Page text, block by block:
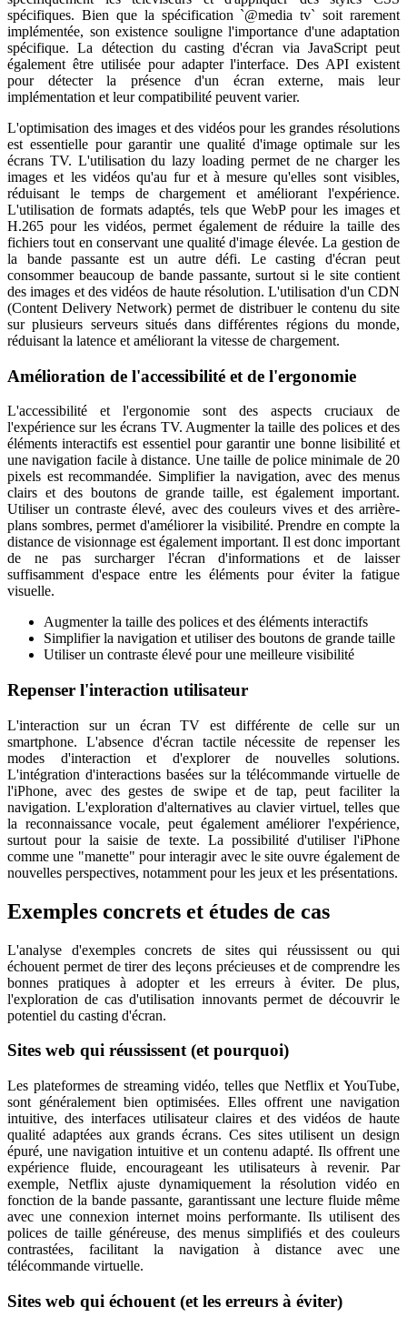
spécifiques. Bien que la spécification `@media tv` soit rarement
implémentée, son existence souligne l'importance d'une adaptation
spécifique. La détection du casting d'écran via JavaScript peut
également être utilisée pour adapter l'interface. Des API existent
pour détecter la présence d'un écran externe, mais leur
implémentation et leur compatibilité peuvent varier.
L'optimisation des images et des vidéos pour les grandes résolutions
est essentielle pour garantir une qualité d'image optimale sur les
écrans TV. L'utilisation du lazy loading permet de ne charger les
images et les vidéos qu'au fur et à mesure qu'elles sont visibles,
réduisant le temps de chargement et améliorant l'expérience.
L'utilisation de formats adaptés, tels que WebP pour les images et
H.265 pour les vidéos, permet également de réduire la taille des
fichiers tout en conservant une qualité d'image élevée. La gestion de
la bande passante est un autre défi. Le casting d'écran peut
consommer beaucoup de bande passante, surtout si le site contient
des images et des vidéos de haute résolution. L'utilisation d'un CDN
(Content Delivery Network) permet de distribuer le contenu du site
sur plusieurs serveurs situés dans différentes régions du monde,
réduisant la latence et améliorant la vitesse de chargement.
Amélioration de l'accessibilité et de l'ergonomie
L'accessibilité et l'ergonomie sont des aspects cruciaux de
l'expérience sur les écrans TV. Augmenter la taille des polices et des
éléments interactifs est essentiel pour garantir une bonne lisibilité et
une navigation facile à distance. Une taille de police minimale de 20
pixels est recommandée. Simplifier la navigation, avec des menus
clairs et des boutons de grande taille, est également important.
Utiliser un contraste élevé, avec des couleurs vives et des arrière-
plans sombres, permet d'améliorer la visibilité. Prendre en compte la
distance de visionnage est également important. Il est donc important
de ne pas surcharger l'écran d'informations et de laisser
suffisamment d'espace entre les éléments pour éviter la fatigue
visuelle.
Augmenter la taille des polices et des éléments interactifs
Simplifier la navigation et utiliser des boutons de grande taille
Utiliser un contraste élevé pour une meilleure visibilité
Repenser l'interaction utilisateur
L'interaction sur un écran TV est différente de celle sur un
smartphone. L'absence d'écran tactile nécessite de repenser les
modes d'interaction et d'explorer de nouvelles solutions.
L'intégration d'interactions basées sur la télécommande virtuelle de
l'iPhone, avec des gestes de swipe et de tap, peut faciliter la
navigation. L'exploration d'alternatives au clavier virtuel, telles que
la reconnaissance vocale, peut également améliorer l'expérience,
surtout pour la saisie de texte. La possibilité d'utiliser l'iPhone
comme une "manette" pour interagir avec le site ouvre également de
nouvelles perspectives, notamment pour les jeux et les présentations.
Exemples concrets et études de cas
L'analyse d'exemples concrets de sites qui réussissent ou qui
échouent permet de tirer des leçons précieuses et de comprendre les
bonnes pratiques à adopter et les erreurs à éviter. De plus,
l'exploration de cas d'utilisation innovants permet de découvrir le
potentiel du casting d'écran.
Sites web qui réussissent (et pourquoi)
Les plateformes de streaming vidéo, telles que Netflix et YouTube,
sont généralement bien optimisées. Elles offrent une navigation
intuitive, des interfaces utilisateur claires et des vidéos de haute
qualité adaptées aux grands écrans. Ces sites utilisent un design
épuré, une navigation intuitive et un contenu adapté. Ils offrent une
expérience fluide, encourageant les utilisateurs à revenir. Par
exemple, Netflix ajuste dynamiquement la résolution vidéo en
fonction de la bande passante, garantissant une lecture fluide même
avec une connexion internet moins performante. Ils utilisent des
polices de taille généreuse, des menus simplifiés et des couleurs
contrastées, facilitant la navigation à distance avec une
télécommande virtuelle.
Sites web qui échouent (et les erreurs à éviter)